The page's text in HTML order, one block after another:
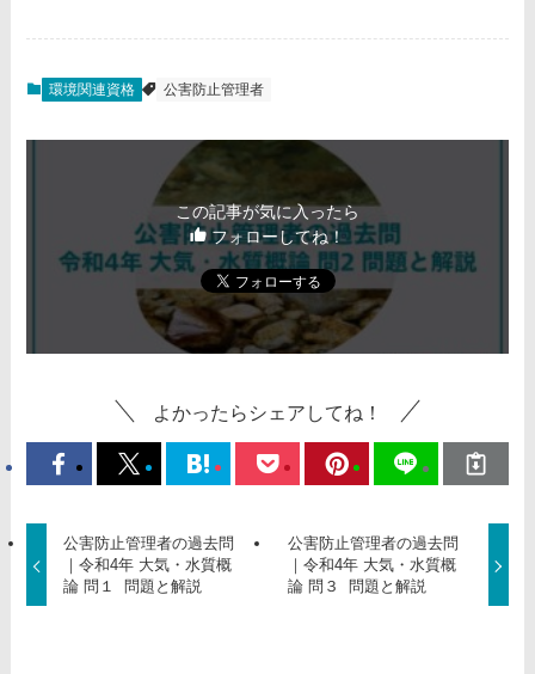
環境関連資格 公害防止管理者
この記事が気に入ったら
フォローしてね！
よかったらシェアしてね！
公害防止管理者の過去問
｜令和4年 大気・水質概
論 問１ 問題と解説
公害防止管理者の過去問
｜令和4年 大気・水質概
論 問３ 問題と解説